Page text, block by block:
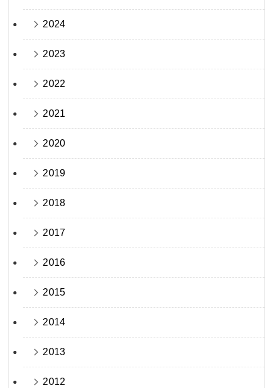
2024
2023
2022
2021
2020
2019
2018
2017
2016
2015
2014
2013
2012